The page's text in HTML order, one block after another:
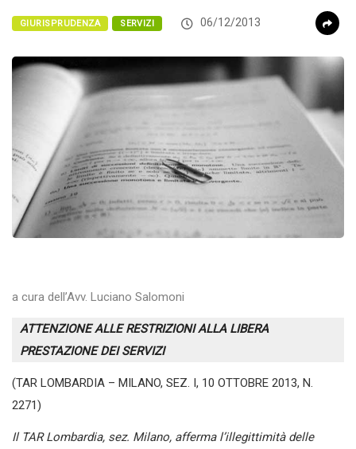
GIURISPRUDENZA SERVIZI 06/12/2013
a cura dell’Avv. Luciano Salomoni
ATTENZIONE ALLE RESTRIZIONI ALLA LIBERA
PRESTAZIONE DEI SERVIZI
(TAR LOMBARDIA – MILANO, SEZ. I, 10 OTTOBRE 2013, N.
2271)
Il TAR Lombardia, sez. Milano, afferma l’illegittimità delle